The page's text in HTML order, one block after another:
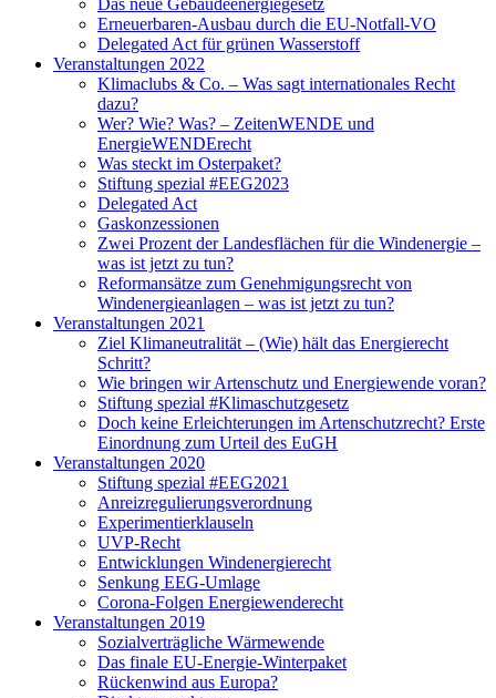
Das neue Gebäudeenergiegesetz
Erneuerbaren-Ausbau durch die EU-Notfall-VO
Delegated Act für grünen Wasserstoff
Veranstaltungen 2022
Klimaclubs & Co. – Was sagt internationales Recht
dazu?
Wer? Wie? Was? – ZeitenWENDE und
EnergieWENDErecht
Was steckt im Osterpaket?
Stiftung spezial #EEG2023
Delegated Act
Gaskonzessionen
Zwei Prozent der Landesflächen für die Windenergie –
was ist jetzt zu tun?
Reformansätze zum Genehmigungsrecht von
Windenergieanlagen – was ist jetzt zu tun?
Veranstaltungen 2021
Ziel Klimaneutralität – (Wie) hält das Energierecht
Schritt?
Wie bringen wir Artenschutz und Energiewende voran?
Stiftung spezial #Klimaschutzgesetz
Doch keine Erleichterungen im Artenschutzrecht? Erste
Einordnung zum Urteil des EuGH
Veranstaltungen 2020
Stiftung spezial #EEG2021
Anreizregulierungsverordnung
Experimentierklauseln
UVP-Recht
Entwicklungen Windenergierecht
Senkung EEG-Umlage
Corona-Folgen Energiewenderecht
Veranstaltungen 2019
Sozialverträgliche Wärmewende
Das finale EU-Energie-Winterpaket
Rückenwind aus Europa?